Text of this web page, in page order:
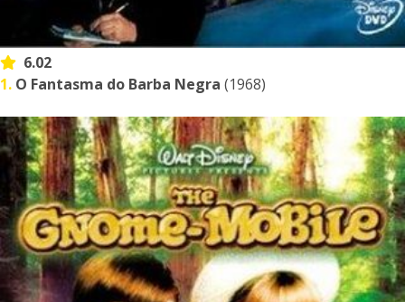
6.02
1. O Fantasma do Barba Negra (1968)